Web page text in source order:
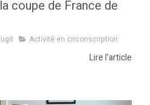
coupe de France de
Activité en circonscription
Lire l'article